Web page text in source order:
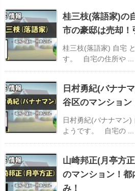
桂三枝(落語家)の
市の豪邸は売却！
桂三枝(落語家) 自宅
す。 自宅の住所や ...
日村勇紀(バナナ
谷区のマンション
日村勇紀(バナナマン)
ようです。 自宅の ...
山崎邦正(月亭方
のマンション！
み！